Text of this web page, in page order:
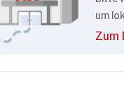
Präferenzen
um
Zum